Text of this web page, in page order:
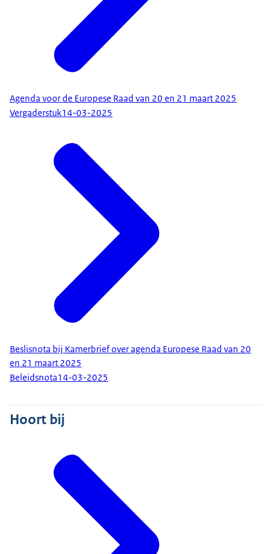
Agenda voor de Europese Raad van 20 en 21 maart 2025
Vergaderstuk14-03-2025
Beslisnota bij Kamerbrief over agenda Europese Raad van 20
en 21 maart 2025
Beleidsnota14-03-2025
Hoort bij